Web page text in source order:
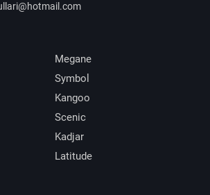
Megane
Symbol
Kangoo
Scenic
Kadjar
Latitude